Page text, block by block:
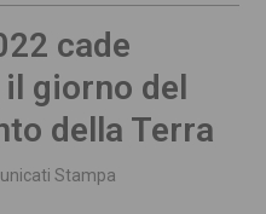
cade
il giorno del
della Terra
Stampa